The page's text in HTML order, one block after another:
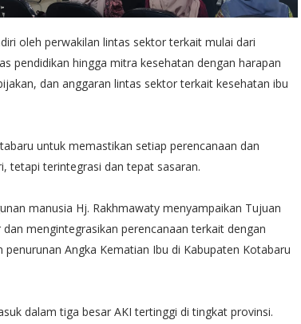
oleh perwakilan lintas sektor terkait mulai dari
pendidikan hingga mitra kesehatan dengan harapan
dan anggaran lintas sektor terkait kesehatan ibu
untuk memastikan setiap perencanaan dan
tetapi terintegrasi dan tepat sasaran.
manusia Hj. Rakhmawaty menyampaikan ‎Tujuan
mengintegrasikan perencanaan terkait dengan
Angka Kematian Ibu di Kabupaten Kotabaru
dalam tiga besar AKI tertinggi di tingkat provinsi.